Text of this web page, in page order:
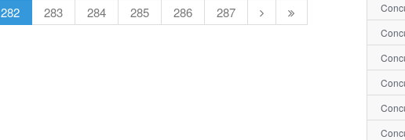
282 283 284 285 286 287